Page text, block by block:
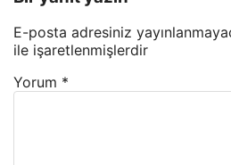
E-posta adresiniz
ile işaretlenmişlerdir
Yorum *